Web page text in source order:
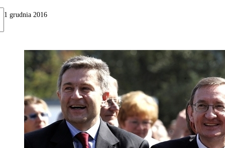
1 grudnia 2016